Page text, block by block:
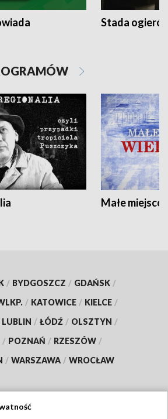
Stada
Małe
/ BYDGOSZCZ / GDAŃSK /
/ KATOWICE / KIELCE /
LUBLIN / ŁÓDŹ / OLSZTYN /
/ POZNAŃ / RZESZÓW /
/ WARSZAWA / WROCŁAW